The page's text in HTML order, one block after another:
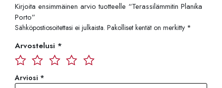
Kirjoita ensimmäinen arvio tuotteelle “Terassilämmitin Planika
Porto”
Sähköpostiosoitettasi ei julkaista. Pakolliset kentät on merkitty *
Arvostelusi *
Arviosi *